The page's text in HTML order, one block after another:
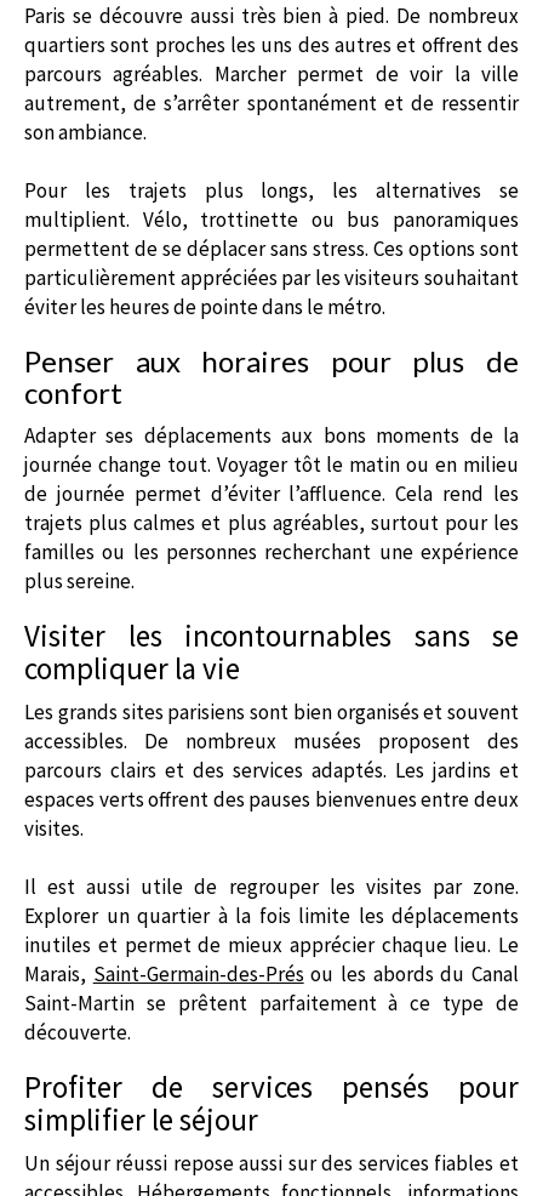
Paris se découvre aussi très bien à pied. De nombreux
quartiers sont proches les uns des autres et offrent des
parcours agréables. Marcher permet de voir la ville
autrement, de s’arrêter spontanément et de ressentir
son ambiance.
Pour les trajets plus longs, les alternatives se
multiplient. Vélo, trottinette ou bus panoramiques
permettent de se déplacer sans stress. Ces options sont
particulièrement appréciées par les visiteurs souhaitant
éviter les heures de pointe dans le métro.
Penser aux horaires pour plus de
confort
Adapter ses déplacements aux bons moments de la
journée change tout. Voyager tôt le matin ou en milieu
de journée permet d’éviter l’affluence. Cela rend les
trajets plus calmes et plus agréables, surtout pour les
familles ou les personnes recherchant une expérience
plus sereine.
Visiter les incontournables sans se
compliquer la vie
Les grands sites parisiens sont bien organisés et souvent
accessibles. De nombreux musées proposent des
parcours clairs et des services adaptés. Les jardins et
espaces verts offrent des pauses bienvenues entre deux
visites.
Il est aussi utile de regrouper les visites par zone.
Explorer un quartier à la fois limite les déplacements
inutiles et permet de mieux apprécier chaque lieu. Le
Marais, Saint-Germain-des-Prés ou les abords du Canal
Saint-Martin se prêtent parfaitement à ce type de
découverte.
Profiter de services pensés pour
simplifier le séjour
Un séjour réussi repose aussi sur des services fiables et